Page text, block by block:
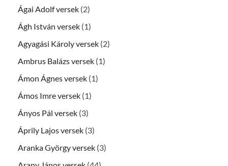
Ágai Adolf versek (2)
Ágh István versek (1)
Agyagási Károly versek (2)
Ambrus Balázs versek (1)
Ámon Ágnes versek (1)
Ámos Imre versek (1)
Ányos Pál versek (3)
Áprily Lajos versek (3)
Aranka György versek (3)